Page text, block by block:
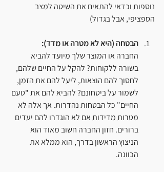
נוספות וכדאי להתאים את השיטה למצב
הספציפי, אבל בגדול)
הבטחה (היא לא מטרה או מדד):
החברה או המוצר שלך מיועד להביא
בשורה ללקוחות? להקל על החיים שלהם,
לחסוך להם הוצאות, ליעל להם את הזמן,
לשמור על ביטחונם? להביא להם את "טעם
החיים" כל הבטחות נהדרות. אך אלה לא
מטרות מדידות אם לא הוגדרו להם יעדים
ברורים. חזון החברה חשוב מאוד הוא
הניצוץ הראשון בדרך, הוא ממלא את
הכוונה.